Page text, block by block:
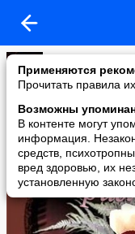
Применяются
Прочитать правила
Возможны
В контенте могут
информация.
средств,
вред здоровью, их
установленную
Мужчина и
added a photo
15 Feb в 06:58